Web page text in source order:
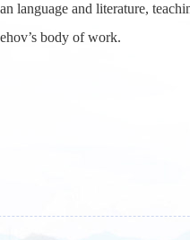
language and literature,
body of work.